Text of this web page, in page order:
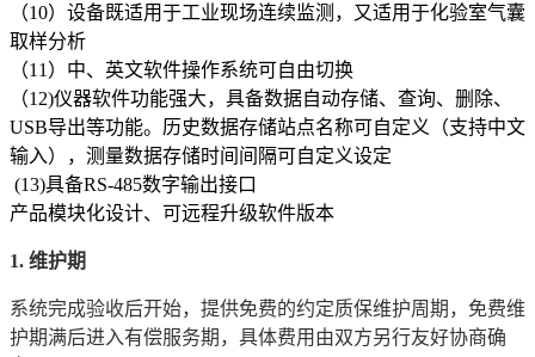
（10）设备既适用于工业现场连续监测，又适用于化验室气囊
取样分析
（11）中、英文软件操作系统可自由切换
（12)仪器软件功能强大，具备数据自动存储、查询、删除、
USB导出等功能。历史数据存储站点名称可自定义（支持中文
输入），测量数据存储时间间隔可自定义设定
(13)具备RS-485数字输出接口
产品模块化设计、可远程升级软件版本
1. 维护期
系统完成验收后开始，提供免费的约定质保维护周期，免费维
护期满后进入有偿服务期，具体费用由双方另行友好协商确